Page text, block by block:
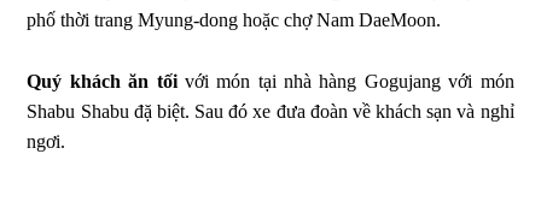
phố thời trang Myung-dong hoặc chợ Nam DaeMoon.
Quý khách ăn tốivới món tại nhà hàng Gogujang với món
Shabu Shabu đặ biệt. Sau đó xe đưa đoàn về khách sạn và nghỉ
ngơi.